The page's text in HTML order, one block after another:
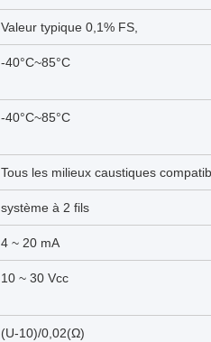
Valeur typique 0,1% FS,
-40°C~85°C
-40°C~85°C
Tous les milieux caustiques
système à 2 fils
4 ~ 20 mA
10 ~ 30 Vcc
(U-10)/0,02(Ω)